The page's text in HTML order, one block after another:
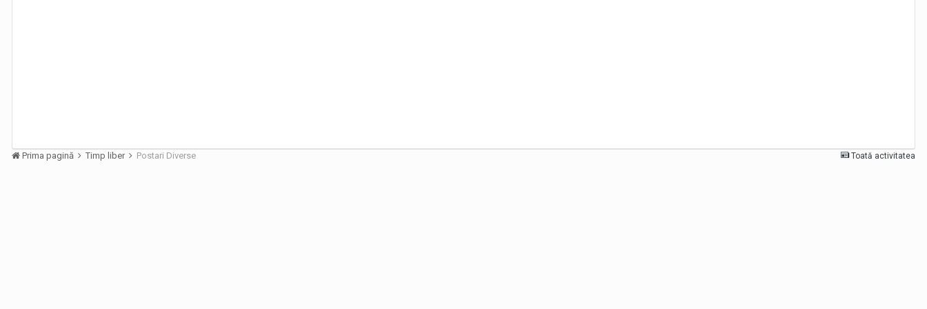
Toată activitatea
Prima pagină Timp liber Postari Diverse